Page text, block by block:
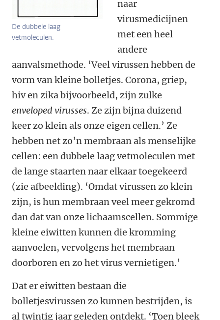
De dubbele laag
vetmoleculen.
naar
virusmedicijnen
met een heel
andere
aanvalsmethode. ‘Veel virussen hebben de
vorm van kleine bolletjes. Corona, griep,
hiv en zika bijvoorbeeld, zijn zulke
enveloped virusses. Ze zijn bijna duizend
keer zo klein als onze eigen cellen.’ Ze
hebben net zo’n membraan als menselijke
cellen: een dubbele laag vetmoleculen met
de lange staarten naar elkaar toegekeerd
(zie afbeelding). ‘Omdat virussen zo klein
zijn, is hun membraan veel meer gekromd
dan dat van onze lichaamscellen. Sommige
kleine eiwitten kunnen die kromming
aanvoelen, vervolgens het membraan
doorboren en zo het virus vernietigen.’
Dat er eiwitten bestaan die
bolletjesvirussen zo kunnen bestrijden, is
al twintig jaar geleden ontdekt. ‘Toen bleek